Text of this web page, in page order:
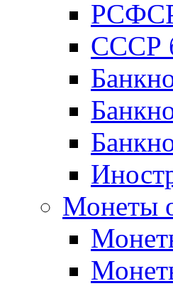
CССР
Монеты